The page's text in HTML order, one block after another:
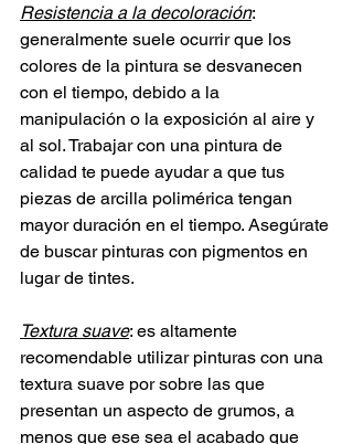
Resistencia a la decoloración:
generalmente suele ocurrir que los
colores de la pintura se desvanecen
con el tiempo, debido a la
manipulación o la exposición al aire y
al sol. Trabajar con una pintura de
calidad te puede ayudar a que tus
piezas de arcilla polimérica tengan
mayor duración en el tiempo. Asegúrate
de buscar pinturas con pigmentos en
lugar de tintes.
Textura suave: es altamente
recomendable utilizar pinturas con una
textura suave por sobre las que
presentan un aspecto de grumos, a
menos que ese sea el acabado que